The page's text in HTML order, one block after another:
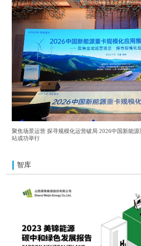
聚焦场景运营 探寻规模化运营破局 2026中国新能
站成功举行
智库